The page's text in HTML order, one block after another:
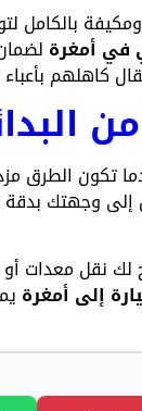
بالكامل
في أمغرة
كاهلهم
تكون الطرق
وجهتك
لك نقل
إلى أمغرة